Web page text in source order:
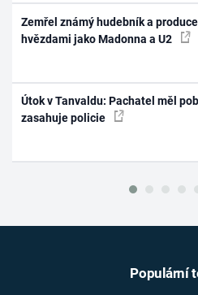
Zemřel známý hudebník a
hvězdami jako Madonna a U2
Útok v Tanvaldu: Pachatel měl
zasahuje policie
Populární